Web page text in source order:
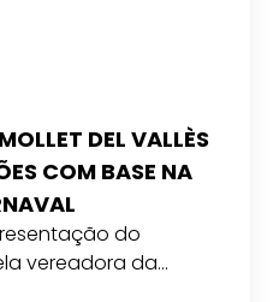
DEL VALLÈS
COM BASE NA
do
vereadora da...